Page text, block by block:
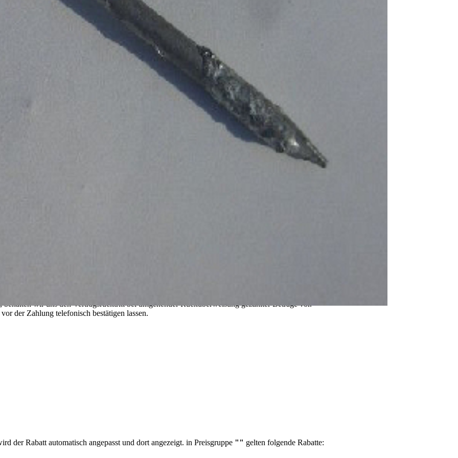
mit eigenen LKWs.
Länder der Welt!
wir uns den Vertragsrücktritt bei umgehender Rücküberweisung gezahlter Beträge vor.
der Zahlung telefonisch bestätigen lassen.
der Rabatt automatisch angepasst und dort angezeigt. in Preisgruppe "" gelten folgende Rabatte: